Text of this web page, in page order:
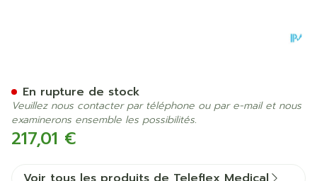
217,01 €
En rupture de stock
Veuillez nous contacter par téléphone ou par e-mail et nous
examinerons ensemble les possibilités.